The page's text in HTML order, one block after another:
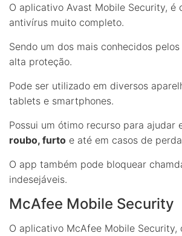
O aplicativo Avast Mobile Security, é
antivírus muito completo.
Sendo um dos mais conhecidos
alta proteção.
Pode ser utilizado em diversos
tablets e smartphones.
Possui um ótimo recurso para ajudar
roubo, furto e até em casos de
O app também pode bloquear
indesejáveis.
McAfee Mobile Security
O aplicativo McAfee Mobile Security,